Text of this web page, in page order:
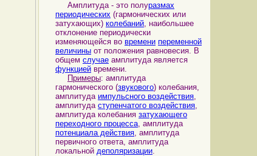
Амплитуда - это полуразмах
периодических (гармонических или
затухающих) колебаний, наибольшее
отклонение периодически
изменяющейся во времени переменной
величины от положения равновесия. В
общем случае амплитуда является
функцией времени.
Примеры: амплитуда
гармонического (звукового) колебания,
амплитуда импульсного воздействия,
амплитуда ступенчатого воздействия,
амплитуда колебания затухающего
переходного процесса, амплитуда
потенциала действия, амплитуда
первичного ответа, амплитуда
локальной деполяризации.